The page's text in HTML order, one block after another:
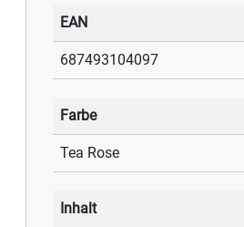
EAN
687493104097
Farbe
Tea Rose
Inhalt